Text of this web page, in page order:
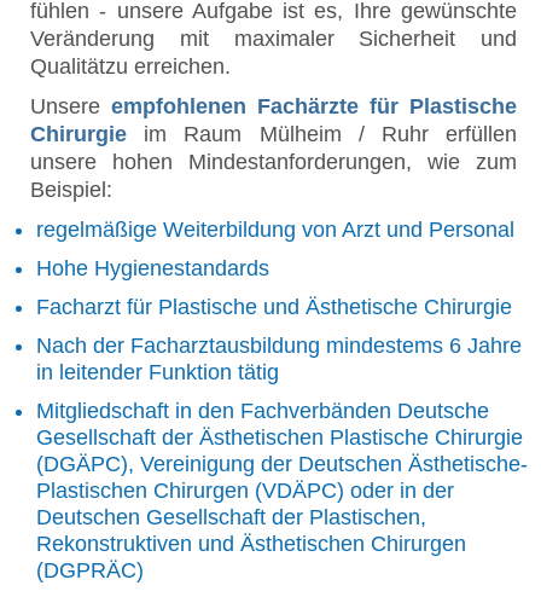
fühlen - unsere Aufgabe ist es, Ihre gewünschte
Veränderung mit maximaler Sicherheit und
Qualitätzu erreichen.
Unsere empfohlenen Fachärzte für Plastische
Chirurgie im Raum Mülheim / Ruhr erfüllen
unsere hohen Mindestanforderungen, wie zum
Beispiel:
regelmäßige Weiterbildung von Arzt und Personal
Hohe Hygienestandards
Facharzt für Plastische und Ästhetische Chirurgie
Nach der Facharztausbildung mindestems 6 Jahre
in leitender Funktion tätig
Mitgliedschaft in den Fachverbänden Deutsche
Gesellschaft der Ästhetischen Plastische Chirurgie
(DGÄPC), Vereinigung der Deutschen Ästhetische-
Plastischen Chirurgen (VDÄPC) oder in der
Deutschen Gesellschaft der Plastischen,
Rekonstruktiven und Ästhetischen Chirurgen
(DGPRÄC)